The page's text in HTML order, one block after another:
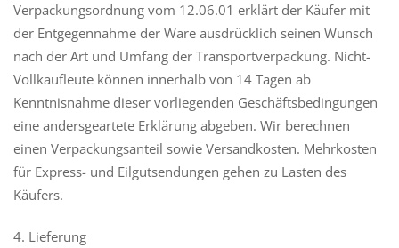
Verpackungsordnung vom 12.06.01 erklärt der Käufer mit
der Entgegennahme der Ware ausdrücklich seinen Wunsch
nach der Art und Umfang der Transportverpackung. Nicht-
Vollkaufleute können innerhalb von 14 Tagen ab
Kenntnisnahme dieser vorliegenden Geschäftsbedingungen
eine andersgeartete Erklärung abgeben. Wir berechnen
einen Verpackungsanteil sowie Versandkosten. Mehrkosten
für Express- und Eilgutsendungen gehen zu Lasten des
Käufers.
4. Lieferung